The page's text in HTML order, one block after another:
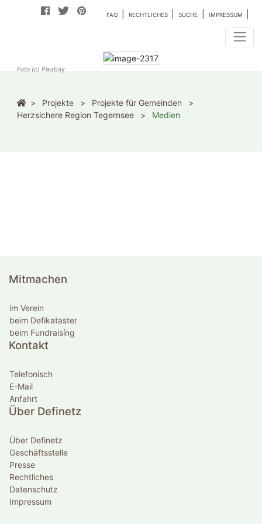
FAQ RECHTLICHES SUCHE IMPRESSUM
KONTAKT
Foto (c) Pixabay
Berichterstattung für
Projekte
Projekte für Gemeinden
Herzsichere Region Tegernsee
Medien
Mitmachen
im Verein
beim Defikataster
beim Fundraisíng
Kontakt
Telefonisch
E-Mail
Anfahrt
Über Definetz
Über Definetz
Geschäftsstelle
Presse
Rechtliches
Datenschutz
Impressum